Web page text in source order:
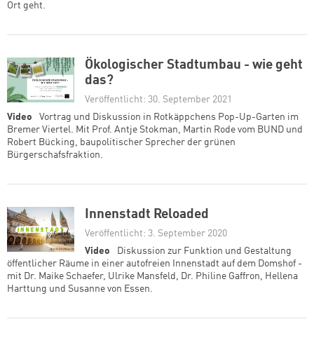
Ort geht.
Ökologischer Stadtumbau - wie geht
das?
Veröffentlicht: 30. September 2021
Video
Vortrag und Diskussion in Rotkäppchens Pop-Up-Garten im
Bremer Viertel. Mit Prof. Antje Stokman, Martin Rode vom BUND und
Robert Bücking, baupolitischer Sprecher der grünen
Bürgerschafsfraktion.
Innenstadt Reloaded
Veröffentlicht: 3. September 2020
Video
Diskussion zur Funktion und Gestaltung
öffentlicher Räume in einer autofreien Innenstadt auf dem Domshof -
mit Dr. Maike Schaefer, Ulrike Mansfeld, Dr. Philine Gaffron, Hellena
Harttung und Susanne von Essen.